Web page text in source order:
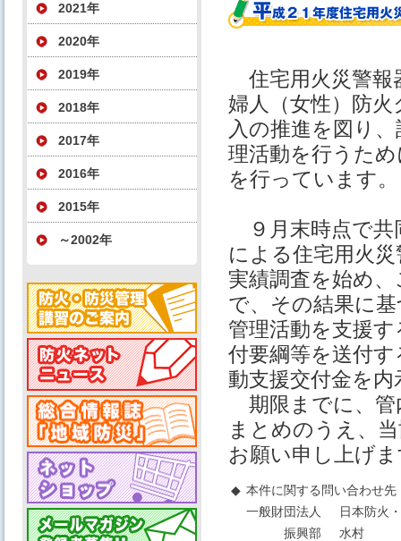
2021年
2020年
2019年
2018年
2017年
2016年
2015年
～2002年
住宅⽤⽕災警報
婦⼈（⼥性）防
⼊の推進を図り
理活動を⾏うた
を⾏っています。
９⽉末時点で共
による住宅⽤⽕
実績調査を始め
で、その結果に
管理活動を⽀援
付要綱等を送付
動⽀援交付⾦を
期限までに、管
まとめのうえ、
お願い申し上げ
◆ 本件に関する問い合わせ先
一般財団法人
日本防火
振興部
水村